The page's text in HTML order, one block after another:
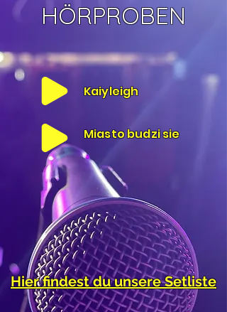
HÖRPROBEN
Kaiyleigh
Miasto budzi sie
Hier findest du unsere Setliste